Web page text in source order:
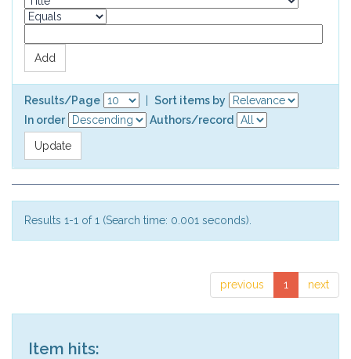
Results/Page
Sort items by
In order
Authors/record
Results 1-1 of 1 (Search time: 0.001 seconds).
previous 1 next
Item hits: